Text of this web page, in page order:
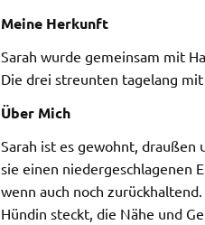
Meine Herkunft
Sarah wurde gemeinsam mit
Die drei streunten tagelang
Über Mich
Sarah ist es gewohnt, draußen
sie einen niedergeschlagenen
wenn auch noch
Hündin steckt, die Nähe und